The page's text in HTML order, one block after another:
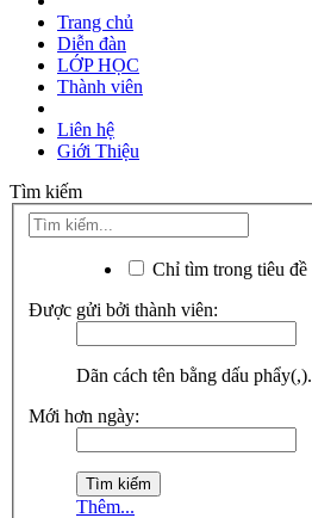
Trang chủ
Diễn đàn
LỚP HỌC
Thành viên
Liên hệ
Giới Thiệu
Tìm kiếm
Chỉ tìm trong tiêu đề
Được gửi bởi thành viên:
Dãn cách tên bằng dấu phẩy(,).
Mới hơn ngày:
Thêm...